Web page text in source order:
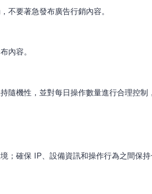
不要著急發布廣告行銷內容。
內容。
隨機性，並對每日操作數量進行合理控
確保 IP、設備資訊和操作行為之間保